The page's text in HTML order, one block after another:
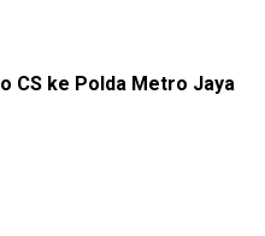
CS ke Polda Metro Jaya